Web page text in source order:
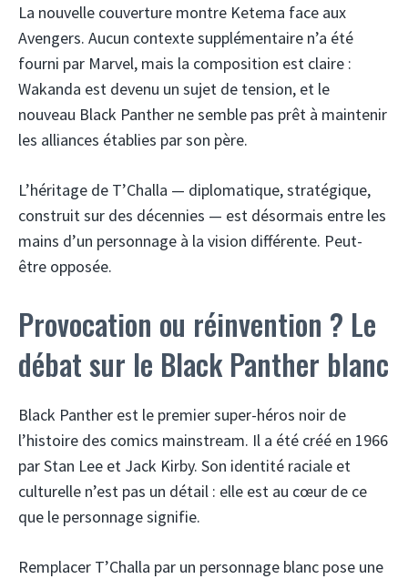
La nouvelle couverture montre Ketema face aux
Avengers. Aucun contexte supplémentaire n’a été
fourni par Marvel, mais la composition est claire :
Wakanda est devenu un sujet de tension, et le
nouveau Black Panther ne semble pas prêt à maintenir
les alliances établies par son père.
L’héritage de T’Challa — diplomatique, stratégique,
construit sur des décennies — est désormais entre les
mains d’un personnage à la vision différente. Peut-
être opposée.
Provocation ou réinvention ? Le
débat sur le Black Panther blanc
Black Panther est le premier super-héros noir de
l’histoire des comics mainstream. Il a été créé en 1966
par Stan Lee et Jack Kirby. Son identité raciale et
culturelle n’est pas un détail : elle est au cœur de ce
que le personnage signifie.
Remplacer T’Challa par un personnage blanc pose une